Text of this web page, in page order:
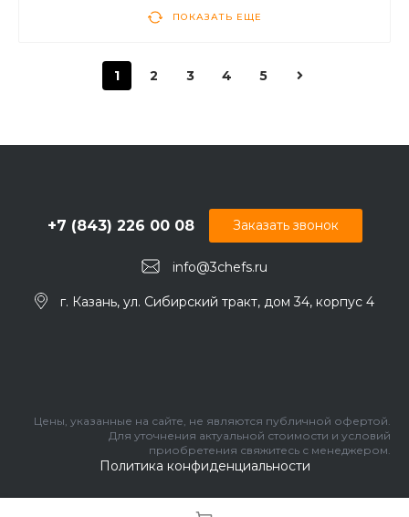
ПОКАЗАТЬ ЕЩЕ
1 2 3 4 5
info@3chefs.ru
+7 (843) 226 00 08
г. Казань, ул. Сибирский тракт, дом 34, корпус 4
Заказать звонок
© 2026 Три шефа, Все права защищены
Цены, указанные на сайте, не являются публичной офертой.
Для уточнения актуальной стоимости и условий
приобретения свяжитесь с менеджером.
Политика конфиденциальности